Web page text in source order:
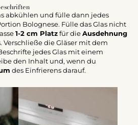
abkühlen und fülle dann jedes
Bolognese. Fülle das Glas nicht
1-2 cm Platz für die Ausdehnung
Verschließe die Gläser mit dem
jedes Glas mit einem
den Inhalt und, wenn du
des Einfrierens darauf.